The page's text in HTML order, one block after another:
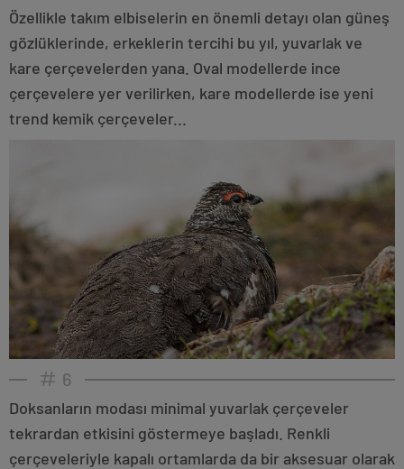
Özellikle takım elbiselerin en önemli detayı olan güneş
gözlüklerinde, erkeklerin tercihi bu yıl, yuvarlak ve
kare çerçevelerden yana. Oval modellerde ince
çerçevelere yer verilirken, kare modellerde ise yeni
trend kemik çerçeveler...
6
Doksanların modası minimal yuvarlak çerçeveler
tekrardan etkisini göstermeye başladı. Renkli
çerçeveleriyle kapalı ortamlarda da bir aksesuar olarak